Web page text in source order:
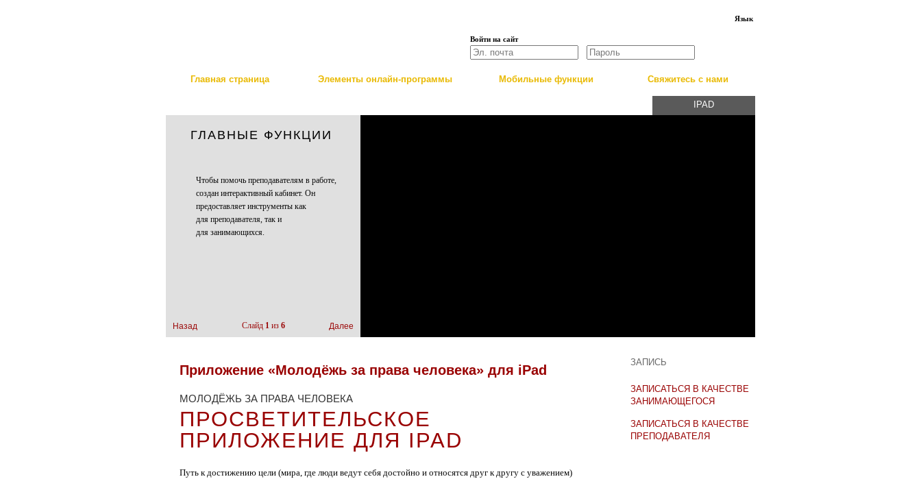
Язык
Войти на сайт
Главная страница Элементы онлайн-программы Мобильные функции Свяжитесь с нами
IPAD
ГЛАВНЫЕ ФУНКЦИИ
Чтобы помочь преподавателям в работе,
создан интерактивный кабинет. Он
предоставляет инструменты как
для преподавателя, так и
для занимающихся.
Слайд 1из 6
Назад Далее
Приложение «Молодёжь за права человека» для iPad
МОЛОДЁЖЬ ЗА ПРАВА ЧЕЛОВЕКА
ПРОСВЕТИТЕЛЬСКОЕ
ПРИЛОЖЕНИЕ ДЛЯ IPAD
Путь к достижению цели (мира, где люди ведут себя достойно и относятся друг к другу с уважением)
ЗАПИСЬ
ЗАПИСАТЬСЯ В КАЧЕСТВЕ
ЗАНИМАЮЩЕГОСЯ
ЗАПИСАТЬСЯ В КАЧЕСТВЕ
ПРЕПОДАВАТЕЛЯ